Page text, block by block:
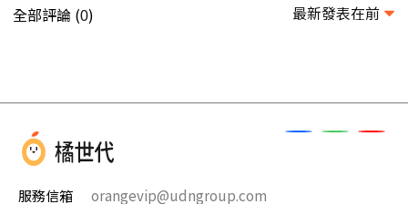
全部評論 (0) 最新發表在前
服務信箱 orangevip@udngroup.com